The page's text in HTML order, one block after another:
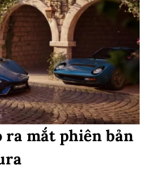
ra mắt phiên bản